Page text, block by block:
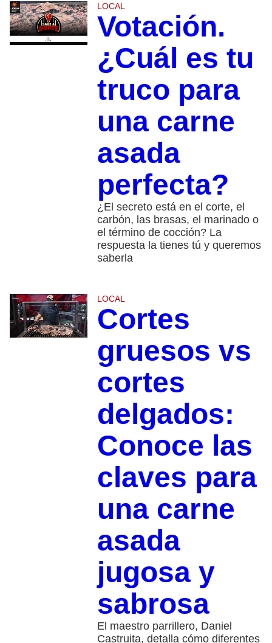
LOCAL
Votación.
¿Cuál es tu
truco para
una carne
asada
perfecta?
¿El secreto está en el corte, el
carbón, las brasas, el marinado o
el término de cocción? La
respuesta la tienes tú y queremos
saberla
LOCAL
Cortes
gruesos vs
cortes
delgados:
Conoce las
claves para
una carne
asada
jugosa y
sabrosa
El maestro parrillero, Daniel
Castruita, detalla cómo diferentes